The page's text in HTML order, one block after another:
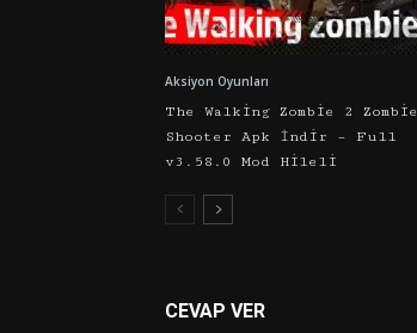
Aksiyon Oyunları
The Walking Zombie 2 Zombie
Shooter Apk İndir – Full
v3.58.0 Mod Hileli
CEVAP VER